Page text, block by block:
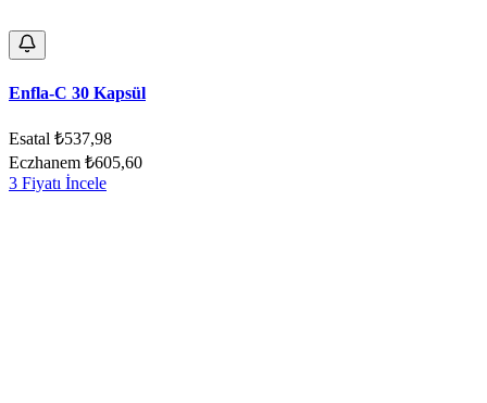
Enfla-C 30 Kapsül
Esatal ₺537,98
Eczhanem ₺605,60
3 Fiyatı İncele